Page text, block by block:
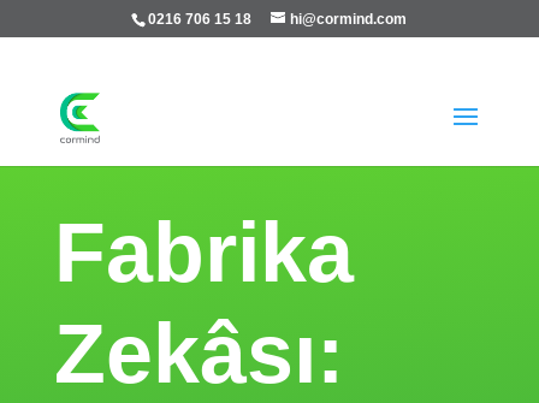
0216 706 15 18 hi@cormind.com
Fabrika
Zekâsı: